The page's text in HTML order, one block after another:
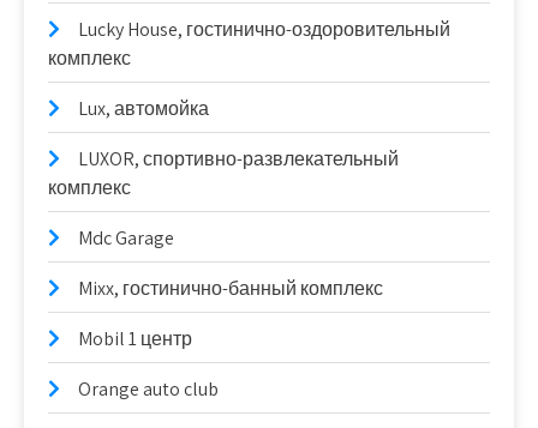
Lucky House, гостинично-оздоровительный
комплекс
Lux, автомойка
LUXOR, спортивно-развлекательный
комплекс
Mdc Garage
Mixx, гостинично-банный комплекс
Mobil 1 центр
Orange auto club